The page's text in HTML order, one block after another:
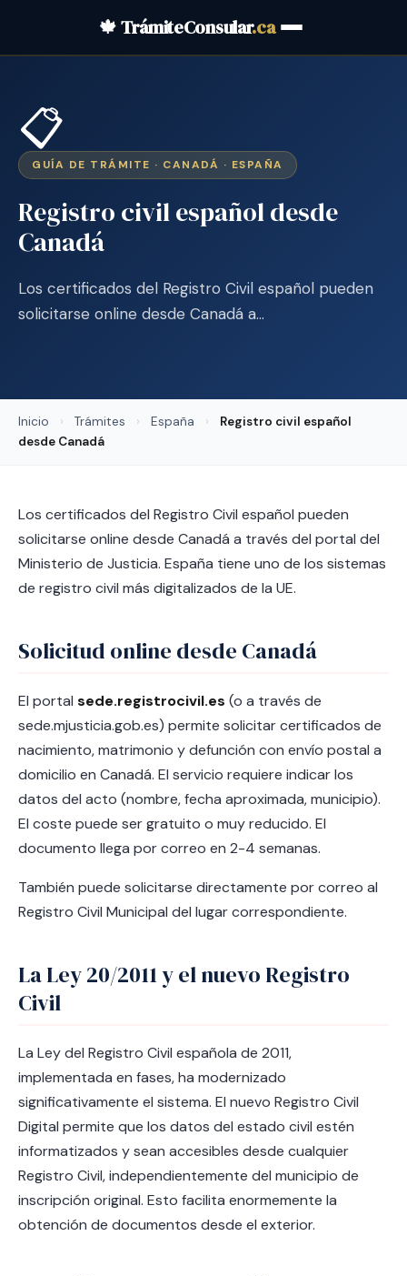
🍁 TrámiteConsular.ca
📋
GUÍA DE TRÁMITE · CANADÁ · ESPAÑA
Registro civil español desde
Canadá
Los certificados del Registro Civil español pueden
solicitarse online desde Canadá a…
Inicio › Trámites › España ›
Registro civil español
desde Canadá
Los certificados del Registro Civil español pueden
solicitarse online desde Canadá a través del portal del
Ministerio de Justicia. España tiene uno de los sistemas
de registro civil más digitalizados de la UE.
Solicitud online desde Canadá
El portal sede.registrocivil.es (o a través de
sede.mjusticia.gob.es) permite solicitar certificados de
nacimiento, matrimonio y defunción con envío postal a
domicilio en Canadá. El servicio requiere indicar los
datos del acto (nombre, fecha aproximada, municipio).
El coste puede ser gratuito o muy reducido. El
documento llega por correo en 2-4 semanas.
También puede solicitarse directamente por correo al
Registro Civil Municipal del lugar correspondiente.
La Ley 20/2011 y el nuevo Registro
Civil
La Ley del Registro Civil española de 2011,
implementada en fases, ha modernizado
significativamente el sistema. El nuevo Registro Civil
Digital permite que los datos del estado civil estén
informatizados y sean accesibles desde cualquier
Registro Civil, independientemente del municipio de
inscripción original. Esto facilita enormemente la
obtención de documentos desde el exterior.